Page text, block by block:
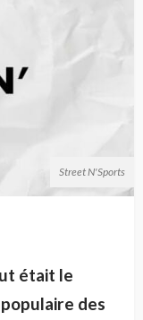
Street N'Sports
était le
des